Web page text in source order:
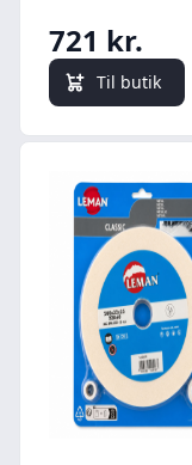
721 kr.
Til butik